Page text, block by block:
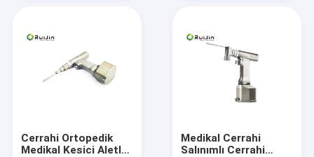
Cerrahi Ortopedik
Medikal Kesici Aletler
Medikal Cerrahi
Salınımlı Cerrahi